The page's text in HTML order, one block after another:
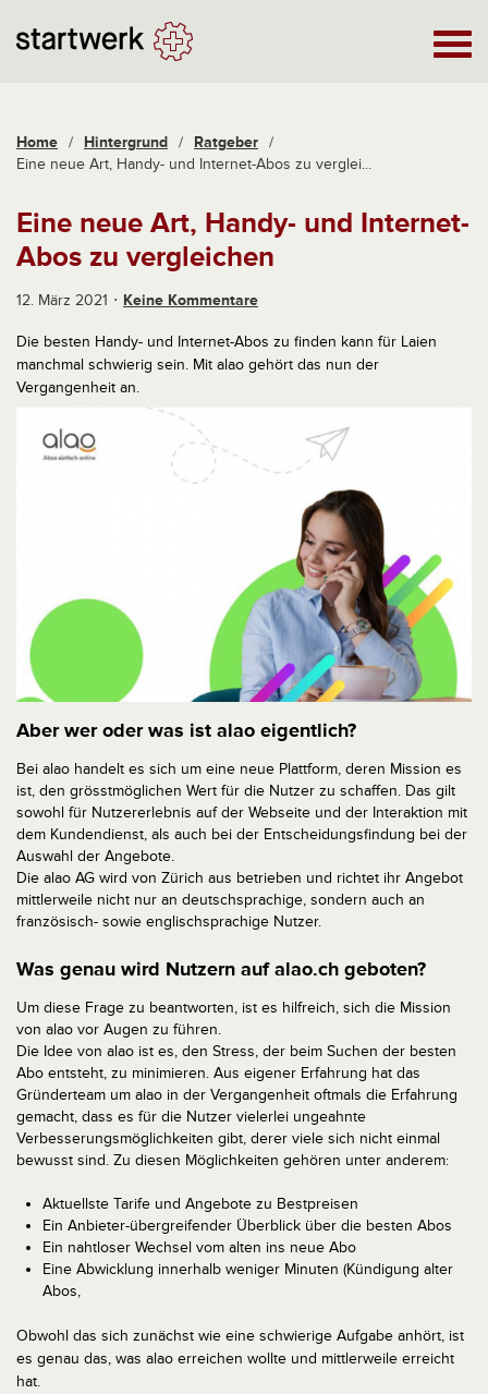
Home / Hintergrund / Ratgeber /
Eine neue Art, Handy- und Internet-Abos zu verglei...
Eine neue Art, Handy- und Internet-
Abos zu vergleichen
12. März 2021 Keine Kommentare
Die besten Handy- und Internet-Abos zu finden kann für Laien
manchmal schwierig sein. Mit alao gehört das nun der
Vergangenheit an.
Aber wer oder was ist alao eigentlich?
Bei alao handelt es sich um eine neue Plattform, deren Mission es
ist, den grösstmöglichen Wert für die Nutzer zu schaffen. Das gilt
sowohl für Nutzererlebnis auf der Webseite und der Interaktion mit
dem Kundendienst, als auch bei der Entscheidungsfindung bei der
Auswahl der Angebote.
Die alao AG wird von Zürich aus betrieben und richtet ihr Angebot
mittlerweile nicht nur an deutschsprachige, sondern auch an
französisch- sowie englischsprachige Nutzer.
Was genau wird Nutzern auf alao.ch geboten?
Um diese Frage zu beantworten, ist es hilfreich, sich die Mission
von alao vor Augen zu führen.
Die Idee von alao ist es, den Stress, der beim Suchen der besten
Abo entsteht, zu minimieren. Aus eigener Erfahrung hat das
Gründerteam um alao in der Vergangenheit oftmals die Erfahrung
gemacht, dass es für die Nutzer vielerlei ungeahnte
Verbesserungsmöglichkeiten gibt, derer viele sich nicht einmal
bewusst sind. Zu diesen Möglichkeiten gehören unter anderem:
Aktuellste Tarife und Angebote zu Bestpreisen
Ein Anbieter-übergreifender Überblick über die besten Abos
Ein nahtloser Wechsel vom alten ins neue Abo
Eine Abwicklung innerhalb weniger Minuten (Kündigung alter
Abos,
Obwohl das sich zunächst wie eine schwierige Aufgabe anhört, ist
es genau das, was alao erreichen wollte und mittlerweile erreicht
hat.